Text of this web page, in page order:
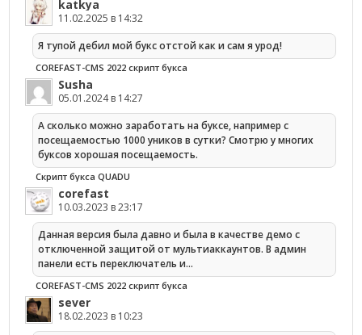
katkya
11.02.2025 в 14:32
Я тупой дебил мой букс отстой как и сам я урод!
COREFAST-CMS 2022 скрипт букса
Susha
05.01.2024 в 14:27
А сколько можно заработать на буксе, например с
посещаемостью 1000 уников в сутки? Смотрю у многих
буксов хорошая посещаемость.
Скрипт букса QUADU
corefast
10.03.2023 в 23:17
Данная версия была давно и была в качестве демо с
отключенной защитой от мультиаккаунтов. В админ
панели есть переключатель и…
COREFAST-CMS 2022 скрипт букса
sever
18.02.2023 в 10:23